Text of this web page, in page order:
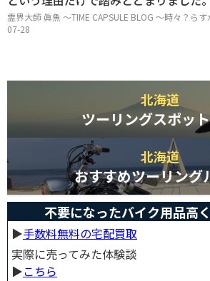
霊界大師 眞魚 ～TIME CAPSULE BLOG ～時々？
07-28
北海道
ツーリングスポッ
北海道
おすすめツーリング
不要になったバイク用品高
▶︎手数料無料の宅配買取
実際に売ってみた体験談
▶︎こちら